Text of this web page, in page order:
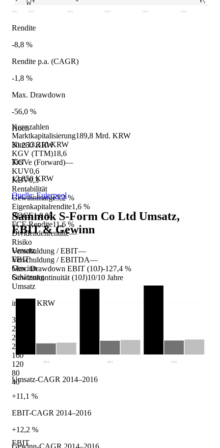
Kennzahlen
Marktkapitalisierung189,8 Mrd. KRW
Kurs13.310 KRW
KGV (TTM)18,6
KGVe (Forward)—
KUV0,6
KBV0,3
Rentabilität
Gewinnmarge3,2 %
Eigenkapitalrendite1,6 %
ROCE1,0 %
FCF-Rendite11,6 %
Dividendenrendite—
Risiko
Verschuldung / EBIT—
Verschuldung / EBITDA—
Max. Drawdown EBIT (10J)-127,4 %
Gewinnkontinuität (10J)10/10 Jahre
Umsatz
in Mrd. KRW
320
280
240
200
160
120
80
40
EBIT
12.850
2021 2022 2023 2024 2025 2026
Rendite
-8,8 %
Rendite p.a. (CAGR)
-1,8 %
Max. Drawdown
-56,0 %
Hoch
30.250 KRW
Tief
12.850 KRW
Quelle: Eulerpool
Sammok S-Form Co Ltd Umsatz,
EBIT & Gewinn
Umsatz
EBIT
Gewinn
Schätzung
2014 2015 2016
Umsatz-CAGR 2014–2016
+11,1 %
EBIT-CAGR 2014–2016
+12,2 %
Gewinn-CAGR 2014–2016